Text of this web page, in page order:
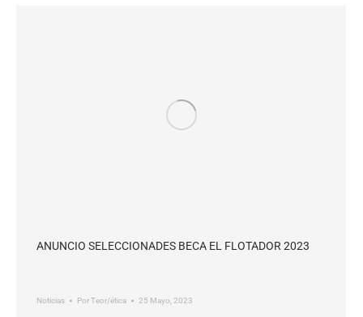
ANUNCIO SELECCIONADES BECA EL FLOTADOR 2023
Noticias PorTeor/ética 25 Mayo, 2023